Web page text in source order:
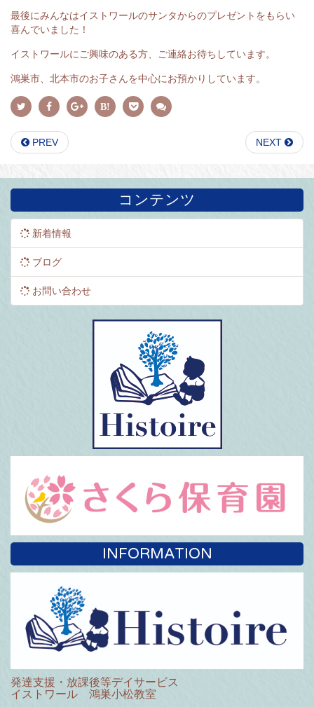
最後にみんなはイストワールのサンタからのプレゼントをもらい
喜んでいました！
イストワールにご興味のある方、ご連絡お待ちしています。
鴻巣市、北本市のお子さんを中心にお預かりしています。
PREV NEXT
コンテンツ
新着情報
ブログ
お問い合わせ
INFORMATION
発達支援・放課後等デイサービス
イストワール 鴻巣小松教室